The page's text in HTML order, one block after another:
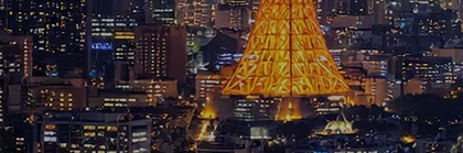
ブログ お知らせ
スポーツ 競馬